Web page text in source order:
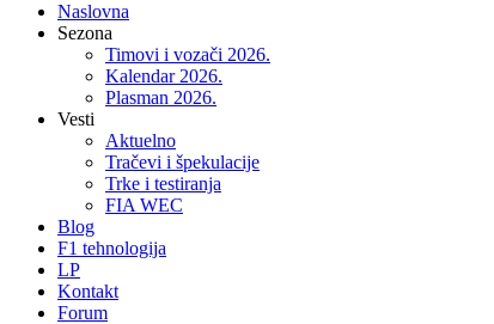
Naslovna
Sezona
Timovi i vozači 2026.
Kalendar 2026.
Plasman 2026.
Vesti
Aktuelno
Tračevi i špekulacije
Trke i testiranja
FIA WEC
Blog
F1 tehnologija
LP
Kontakt
Forum